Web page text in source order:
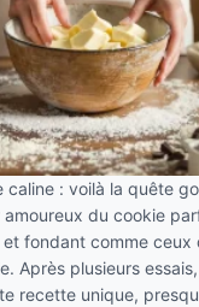
caline : voilà la quête
amoureux du cookie
fondant comme ceux
Après plusieurs essais,
recette unique,